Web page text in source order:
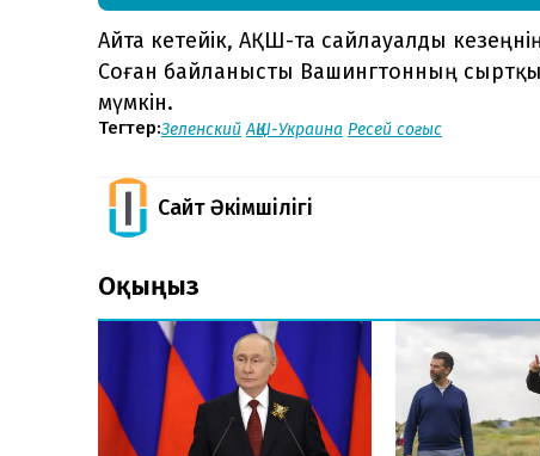
Айта кетейік, АҚШ-та сайлауалды
Соған байланысты Вашингтонның
мүмкін.
Тегтер:Зеленский АҚШ-Украина Ресей соғыс
Сайт Әкімшілігі
Оқыңыз